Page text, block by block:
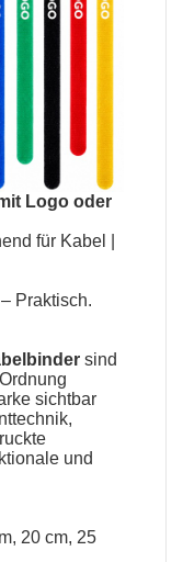
Logo oder
für Kabel |
– Praktisch.
sind
sichtbar
und
20 cm, 25